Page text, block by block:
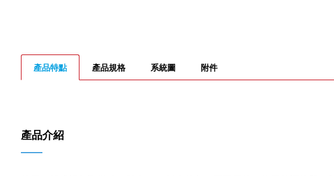
產品特點 產品規格 系統圖 附件
產品介紹
——